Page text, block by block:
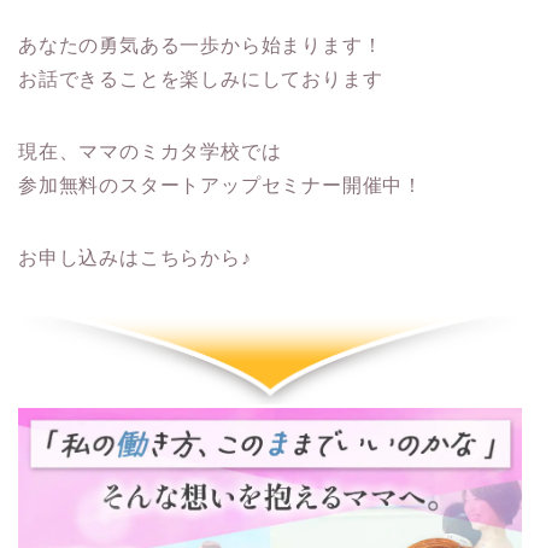
あなたの勇気ある一歩から始まります！
お話できることを楽しみにしております
現在、ママのミカタ学校では
参加無料のスタートアップセミナー開催中！
お申し込みはこちらから♪